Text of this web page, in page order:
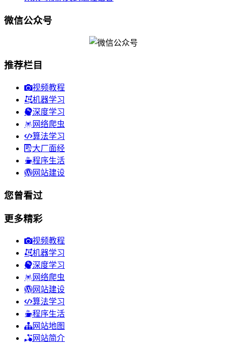
微信公众号
推荐栏目
视频教程
机器学习
深度学习
网络爬虫
算法学习
大厂面经
程序生活
网站建设
您曾看过
更多精彩
视频教程
机器学习
深度学习
网络爬虫
网站建设
算法学习
程序生活
网站地图
网站简介